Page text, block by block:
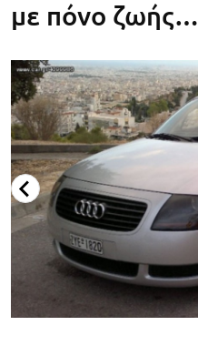
με πόνο ζωής…